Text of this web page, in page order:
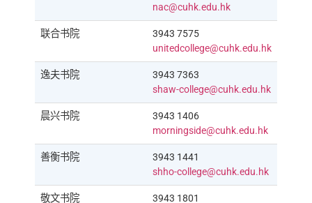
nac@cuhk.edu.hk
联合书院
3943 7575
unitedcollege@cuhk.edu.hk
逸夫书院
3943 7363
shaw-college@cuhk.edu.hk
晨兴书院
3943 1406
morningside@cuhk.edu.hk
善衡书院
3943 1441
shho-college@cuhk.edu.hk
敬文书院
3943 1801